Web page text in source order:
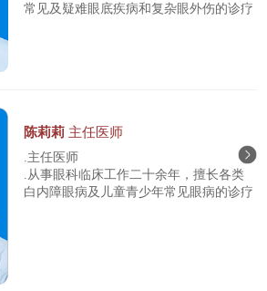
常见及疑难眼底疾病和复杂眼外伤的诊疗
陈莉莉 主任医师
.主任医师
.从事眼科临床工作二十余年，擅长各类
白内障眼病及儿童青少年常见眼病的诊疗